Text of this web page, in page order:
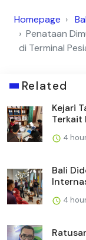
Homepage
Penataan
di Terminal
Related
Kejari
Terkait
4
Bali
4